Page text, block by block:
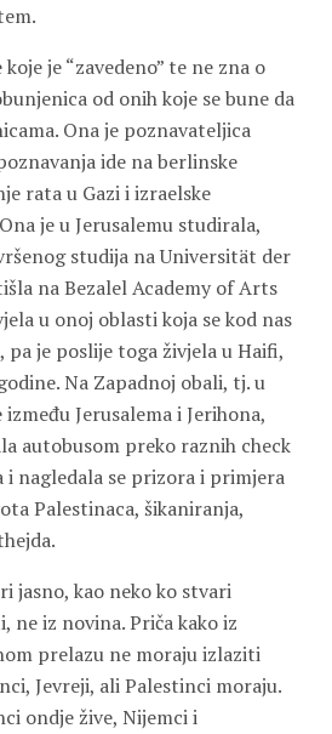
je “zavedeno” te ne zna o
od onih koje se bune da
Ona je poznavateljica
ide na berlinske
rata u Gazi i izraelske
je u Jerusalemu studirala,
studija na Universität der
na Bezalel Academy of Arts
u onoj oblasti koja se kod nas
pa je poslije toga živjela u Haifi,
Na Zapadnoj obali, tj. u
Jerusalema i Jerihona,
autobusom preko raznih check
i nagledala se prizora i primjera
Palestinaca, šikaniranja,
jasno, kao neko ko stvari
ne iz novina. Priča kako iz
prelazu ne moraju izlaziti
Jevreji, ali Palestinci moraju.
ondje žive, Nijemci i